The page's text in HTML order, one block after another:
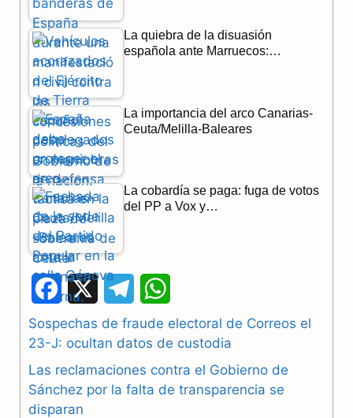
La quiebra de la disuasión
española ante Marruecos:…
La importancia del arco Canarias-
Ceuta/Melilla-Baleares
La cobardía se paga: fuga de votos
del PP a Vox y…
a
c
e
b
e
l
e
h
a
t
Sospechas de fraude electoral de Correos el
23-J: ocultan datos de custodia
Las reclamaciones contra el Gobierno de
Sánchez por la falta de transparencia se
disparan